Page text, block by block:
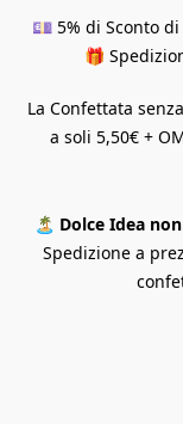
💷 5% di Sconto
🎁
La Confettata
a soli 5,50€ +
🏝️ Dolce Idea
Spedizione a